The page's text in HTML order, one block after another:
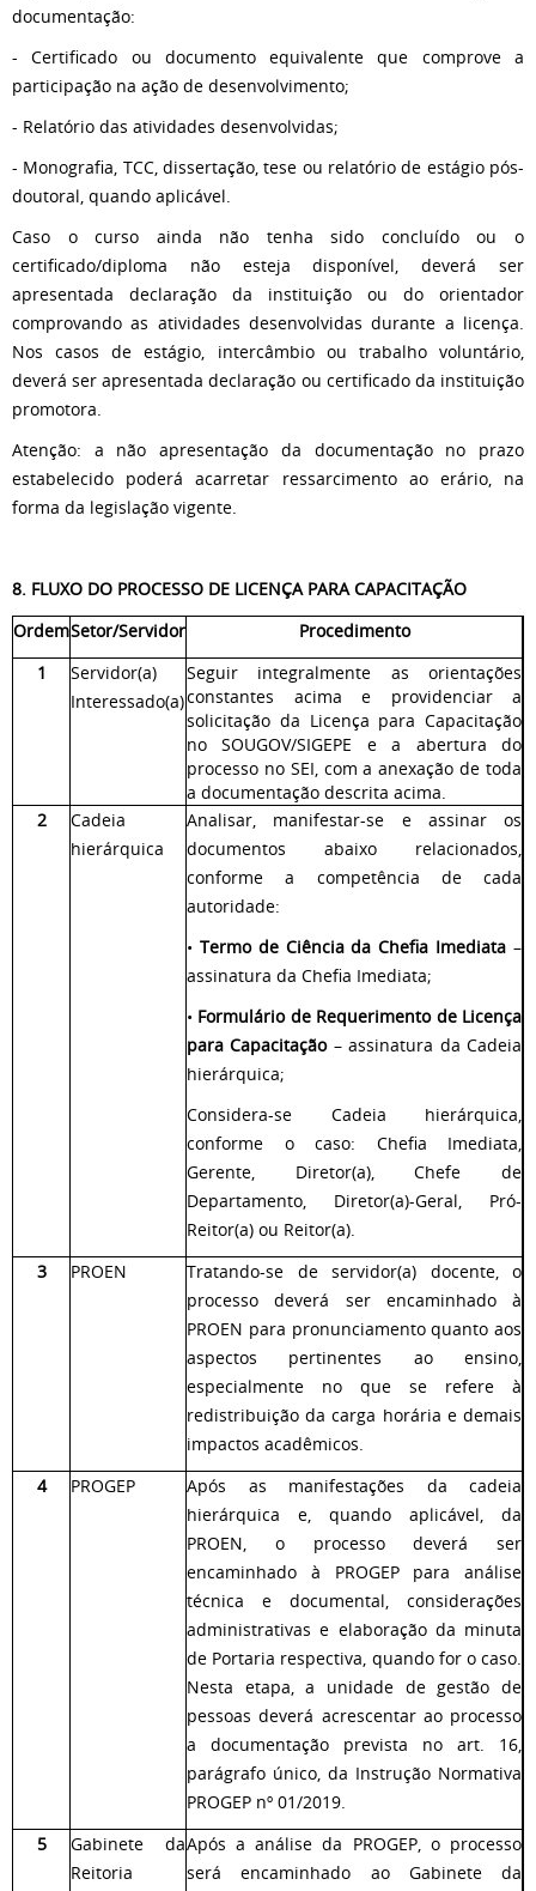
documentação:
- Certificado ou documento equivalente que comprove a
participação na ação de desenvolvimento;
- Relatório das atividades desenvolvidas;
- Monografia, TCC, dissertação, tese ou relatório de estágio pós-
doutoral, quando aplicável.
Caso o curso ainda não tenha sido concluído ou o
certificado/diploma não esteja disponível, deverá ser
apresentada declaração da instituição ou do orientador
comprovando as atividades desenvolvidas durante a licença.
Nos casos de estágio, intercâmbio ou trabalho voluntário,
deverá ser apresentada declaração ou certificado da instituição
promotora.
Atenção: a não apresentação da documentação no prazo
estabelecido poderá acarretar ressarcimento ao erário, na
forma da legislação vigente.
8. FLUXO DO PROCESSO DE LICENÇA PARA CAPACITAÇÃO
OrdemSetor/Servidor
Procedimento
1
Servidor(a)
Interessado(a)
Seguir integralmente as orientações
constantes acima e providenciar a
solicitação da Licença para Capacitação
no SOUGOV/SIGEPE e a abertura do
processo no SEI, com a anexação de toda
a documentação descrita acima.
2
Cadeia
hierárquica
Analisar, manifestar-se e assinar os
documentos abaixo relacionados,
conforme a competência de cada
autoridade:
• Termo de Ciência da Chefia Imediata –
assinatura da Chefia Imediata;
• Formulário de Requerimento de Licença
para Capacitação– assinatura da Cadeia
hierárquica;
Considera-se Cadeia hierárquica,
conforme o caso: Chefia Imediata,
Gerente, Diretor(a), Chefe de
Departamento, Diretor(a)-Geral, Pró-
Reitor(a) ou Reitor(a).
3
PROEN
Tratando-se de servidor(a) docente, o
processo deverá ser encaminhado à
PROEN para pronunciamento quanto aos
aspectos pertinentes ao ensino,
especialmente no que se refere à
redistribuição da carga horária e demais
impactos acadêmicos.
4
PROGEP
Após as manifestações da cadeia
hierárquica e, quando aplicável, da
PROEN, o processo deverá ser
encaminhado à PROGEP para análise
técnica e documental, considerações
administrativas e elaboração da minuta
de Portaria respectiva, quando for o caso.
Nesta etapa, a unidade de gestão de
pessoas deverá acrescentar ao processo
a documentação prevista no art. 16,
parágrafo único, da Instrução Normativa
PROGEP nº 01/2019.
5
Gabinete da
Reitoria
Após a análise da PROGEP, o processo
será encaminhado ao Gabinete da